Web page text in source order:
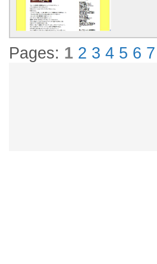
Pages: 1 2 3 4 5 6 7